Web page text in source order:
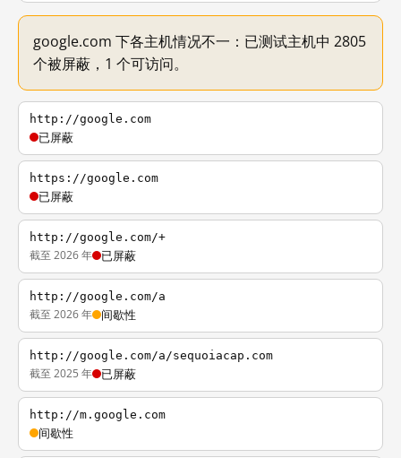
google.com 下各主机情况不一：已测试主机中 2805
个被屏蔽，1 个可访问。
http://google.com
已屏蔽
https://google.com
已屏蔽
http://google.com/+
截至 2026 年 已屏蔽
http://google.com/a
截至 2026 年 间歇性
http://google.com/a/sequoiacap.com
截至 2025 年 已屏蔽
http://m.google.com
间歇性